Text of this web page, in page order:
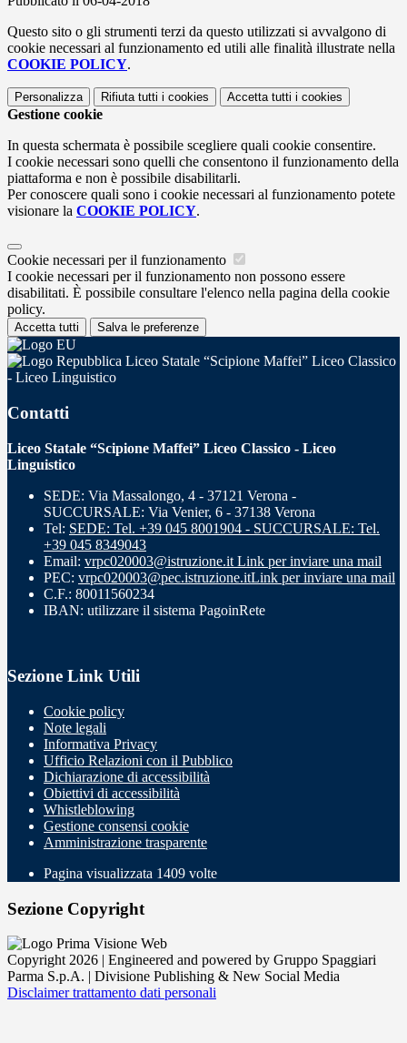
Questo sito o gli strumenti terzi da questo utilizzati si avvalgono di
cookie necessari al funzionamento ed utili alle finalità illustrate nella
COOKIE POLICY.
Personalizza Rifiuta tutti i cookies Accetta tutti i cookies
Gestione cookie
In questa schermata è possibile scegliere quali cookie consentire.
I cookie necessari sono quelli che consentono il funzionamento della
piattaforma e non è possibile disabilitarli.
Per conoscere quali sono i cookie necessari al funzionamento potete
visionare la COOKIE POLICY.
Cookie necessari per il funzionamento
I cookie necessari per il funzionamento non possono essere
disabilitati. È possibile consultare l'elenco nella pagina della cookie
policy.
Accetta tutti Salva le preferenze
Liceo Statale “Scipione Maffei” Liceo Classico
- Liceo Linguistico
Contatti
Liceo Statale “Scipione Maffei” Liceo Classico - Liceo
Linguistico
SEDE: Via Massalongo, 4 - 37121 Verona -
SUCCURSALE: Via Venier, 6 - 37138 Verona
Tel: SEDE: Tel. +39 045 8001904 - SUCCURSALE: Tel.
+39 045 8349043
Email: vrpc020003@istruzione.it Link per inviare una mail
PEC: vrpc020003@pec.istruzione.itLink per inviare una mail
C.F.: 80011560234
IBAN: utilizzare il sistema PagoinRete
Sezione Link Utili
Cookie policy
Note legali
Informativa Privacy
Ufficio Relazioni con il Pubblico
Dichiarazione di accessibilità
Obiettivi di accessibilità
Whistleblowing
Gestione consensi cookie
Amministrazione trasparente
Pagina visualizzata 1409 volte
Sezione Copyright
Copyright 2026 | Engineered and powered by Gruppo Spaggiari
Parma S.p.A. | Divisione Publishing & New Social Media
Disclaimer trattamento dati personali